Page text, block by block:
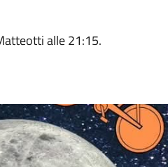
alle 21:15.